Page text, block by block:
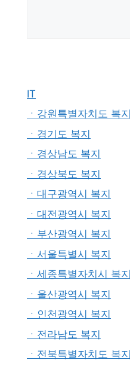
IT
ㆍ강원특별자치도 복지
ㆍ경기도 복지
ㆍ경상남도 복지
ㆍ경상북도 복지
ㆍ대구광역시 복지
ㆍ대전광역시 복지
ㆍ부산광역시 복지
ㆍ서울특별시 복지
ㆍ세종특별자치시 복지
ㆍ울산광역시 복지
ㆍ인천광역시 복지
ㆍ전라남도 복지
ㆍ전북특별자치도 복지